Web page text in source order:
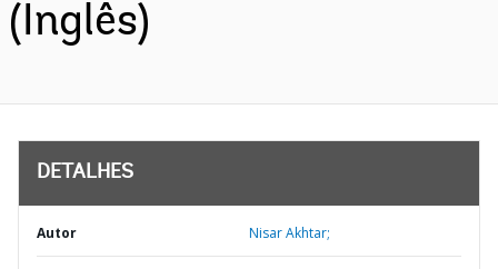
(Inglês)
DETALHES
Autor Nisar Akhtar;